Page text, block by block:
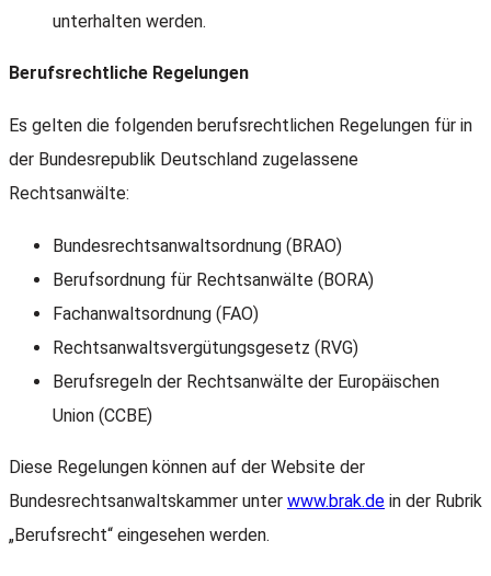
unterhalten werden.
Berufsrechtliche Regelungen
Es gelten die folgenden berufsrechtlichen Regelungen für in
der Bundesrepublik Deutschland zugelassene
Rechtsanwälte:
Bundesrechtsanwaltsordnung (BRAO)
Berufsordnung für Rechtsanwälte (BORA)
Fachanwaltsordnung (FAO)
Rechtsanwaltsvergütungsgesetz (RVG)
Berufsregeln der Rechtsanwälte der Europäischen
Union (CCBE)
Diese Regelungen können auf der Website der
Bundesrechtsanwaltskammer unter www.brak.de in der Rubrik
„Berufsrecht“ eingesehen werden.